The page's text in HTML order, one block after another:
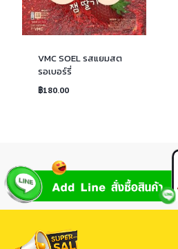
VMC SOEL รสแยมสต
รอเบอร์รี่
฿180.00